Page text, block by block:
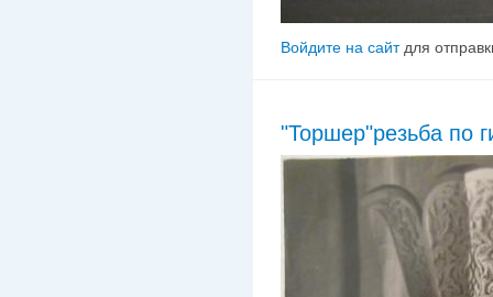
Войдите на сайтдля
"Торшер"резьба по